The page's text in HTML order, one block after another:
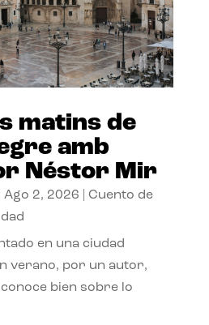
matins de
amb
Néstor Mir
Ago 2, 2026
Cuento de
en una ciudad
verano, por un autor,
bien sobre lo